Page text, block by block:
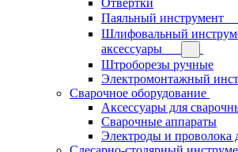
Паяльный инструмент
Шлифовальный
аксессуары
Штроборезы ручные
Электромонтажный
Сварочное оборудование
Аксессуары для
Сварочные аппараты
Электроды и проволока